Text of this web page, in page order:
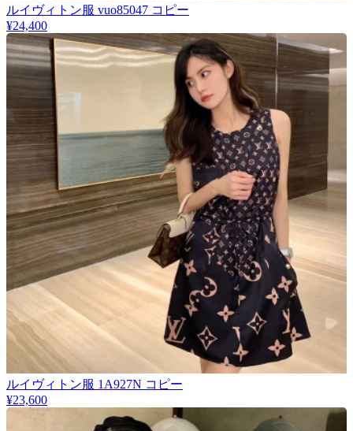
​ルイヴィトン服 vuo85047 コピー
¥24,400
​ルイヴィトン服 1A927N コピー
¥23,600